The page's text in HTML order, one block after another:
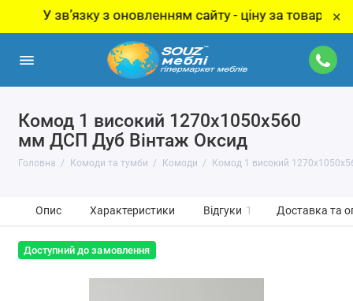
У звʼязку з оновленням сайту - ціну за товар ×
Комод 1 високий 1270х1050х560
мм ДСП Дуб Вінтаж Оксид
Головна Комоди та тумби Комоди Комод 1 високий
Опис Характеристики Відгуки 1 Доставка та
Доступний до замовлення